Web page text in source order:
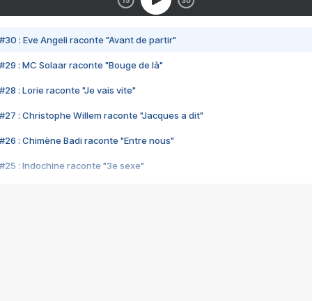
#30 : Eve Angeli raconte "Avant de partir"
#29 : MC Solaar raconte "Bouge de là"
#28 : Lorie raconte "Je vais vite"
#27 : Christophe Willem raconte "Jacques a dit"
#26 : Chimène Badi raconte "Entre nous"
#25 : Indochine raconte "3e sexe"